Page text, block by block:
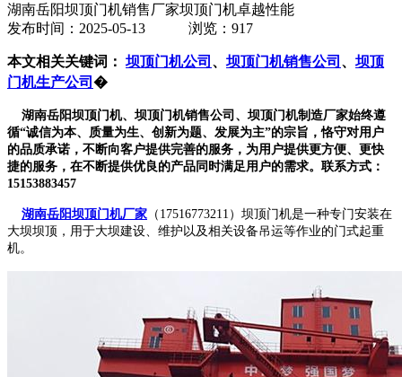
湖南岳阳坝顶门机销售厂家坝顶门机卓越性能
发布时间：2025-05-13 浏览：917
本文相关关键词： 坝顶门机公司 、 坝顶门机销售公司 、 坝顶
门机生产公司 �
湖南岳阳坝顶门机、坝顶门机销售公司、坝顶门机制造厂家始终遵
循“诚信为本、质量为生、创新为题、发展为主”的宗旨，恪守对用户
的品质承诺，不断向客户提供完善的服务，为用户提供更方便、更快
捷的服务，在不断提供优良的产品同时满足用户的需求。联系方式：
15153883457
湖南岳阳坝顶门机厂家 （17516773211）坝顶门机是一种专门安装在
大坝坝顶，用于大坝建设、维护以及相关设备吊运等作业的门式起重
机。